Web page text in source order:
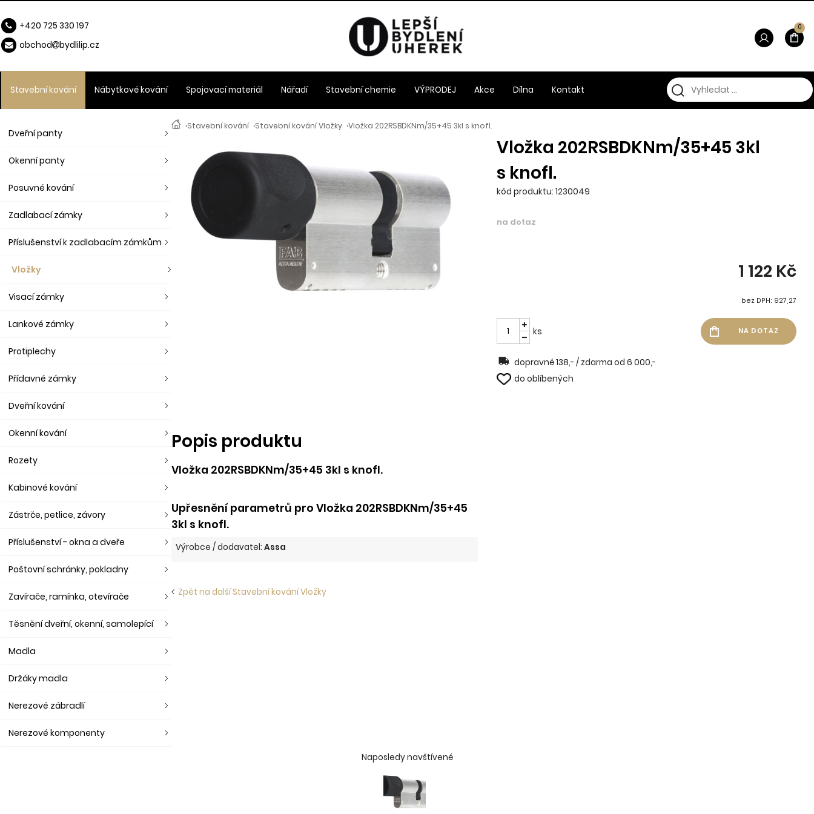
›Stavební kování ›Stavební kování Vložky ›Vložka 202RSBDKNm/35+45 3kl s knofl.
Vložka 202RSBDKNm/35+45 3kl
s knofl.
kód produktu: 1230049
na dotaz
1 122 Kč
bez DPH: 927,27
ks
dopravné 138,- / zdarma od 6 000,-
do oblíbených
Popis produktu
Vložka 202RSBDKNm/35+45 3kl s knofl.
Upřesnění parametrů pro Vložka 202RSBDKNm/35+45
3kl s knofl.
Výrobce / dodavatel:Assa
Zpět na další Stavební kování Vložky
Dveřní panty
Okenní panty
Posuvné kování
Zadlabací zámky
Příslušenství k zadlabacím zámkům
Vložky
Visací zámky
Lankové zámky
Protiplechy
Přídavné zámky
Dveřní kování
Okenní kování
Rozety
Kabinové kování
Zástrče, petlice, závory
Příslušenství - okna a dveře
Poštovní schránky, pokladny
Zavírače, ramínka, otevírače
Těsnění dveřní, okenní, samolepící
Madla
Držáky madla
Nerezové zábradlí
Nerezové komponenty
Stavební kování Nábytkové kování Spojovací materiál Nářadí Stavební chemie VÝPRODEJ Akce Dílna Kontakt
0
+420 725 330 197
obchod
bydlilip.cz
Naposledy navštívené